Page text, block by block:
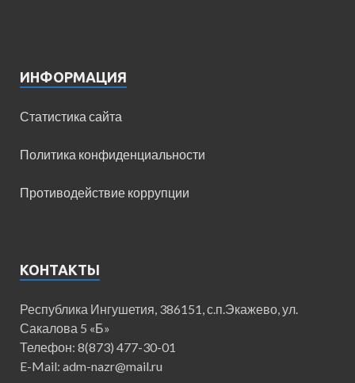
ИНФОРМАЦИЯ
Статистика сайта
Политика конфиденциальности
Противодействие коррупции
КОНТАКТЫ
Республика Ингушетия, 386151, с.п.Экажево, ул.
Сакалова 5 «Б»
Телефон: 8(873) 477-30-01
E-Mail: adm-nazr@mail.ru